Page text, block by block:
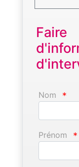
Nom *
Prénom *